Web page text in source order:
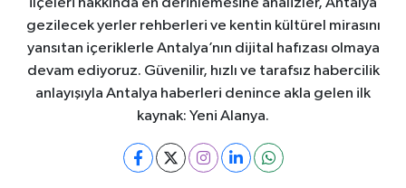
ilçeleri hakkında en derinlemesine analizler, Antalya
gezilecek yerler rehberleri ve kentin kültürel mirasını
yansıtan içeriklerle Antalya’nın dijital hafızası olmaya
devam ediyoruz. Güvenilir, hızlı ve tarafsız habercilik
anlayışıyla Antalya haberleri denince akla gelen ilk
kaynak: Yeni Alanya.